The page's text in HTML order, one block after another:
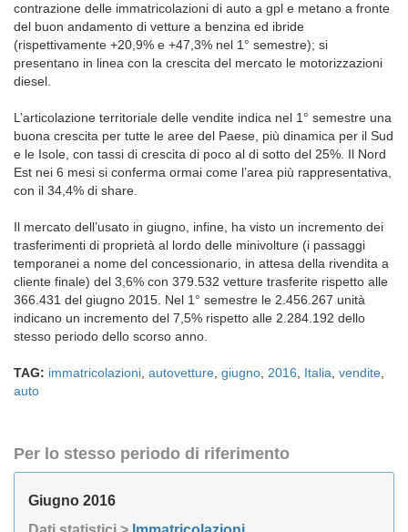
contrazione delle immatricolazioni di auto a gpl e metano a fronte
del buon andamento di vetture a benzina ed ibride
(rispettivamente +20,9% e +47,3% nel 1° semestre); si
presentano in linea con la crescita del mercato le motorizzazioni
diesel.
L’articolazione territoriale delle vendite indica nel 1° semestre una
buona crescita per tutte le aree del Paese, più dinamica per il Sud
e le Isole, con tassi di crescita di poco al di sotto del 25%. Il Nord
Est nei 6 mesi si conferma ormai come l’area più rappresentativa,
con il 34,4% di share.
Il mercato dell’usato in giugno, infine, ha visto un incremento dei
trasferimenti di proprietà al lordo delle minivolture (i passaggi
temporanei a nome del concessionario, in attesa della rivendita a
cliente finale) del 3,6% con 379.532 vetture trasferite rispetto alle
366.431 del giugno 2015. Nel 1° semestre le 2.456.267 unità
indicano un incremento del 7,5% rispetto alle 2.284.192 dello
stesso periodo dello scorso anno.
TAG: immatricolazioni autovetture giugno 2016 Italia vendite
auto
Per lo stesso periodo di riferimento
Giugno 2016